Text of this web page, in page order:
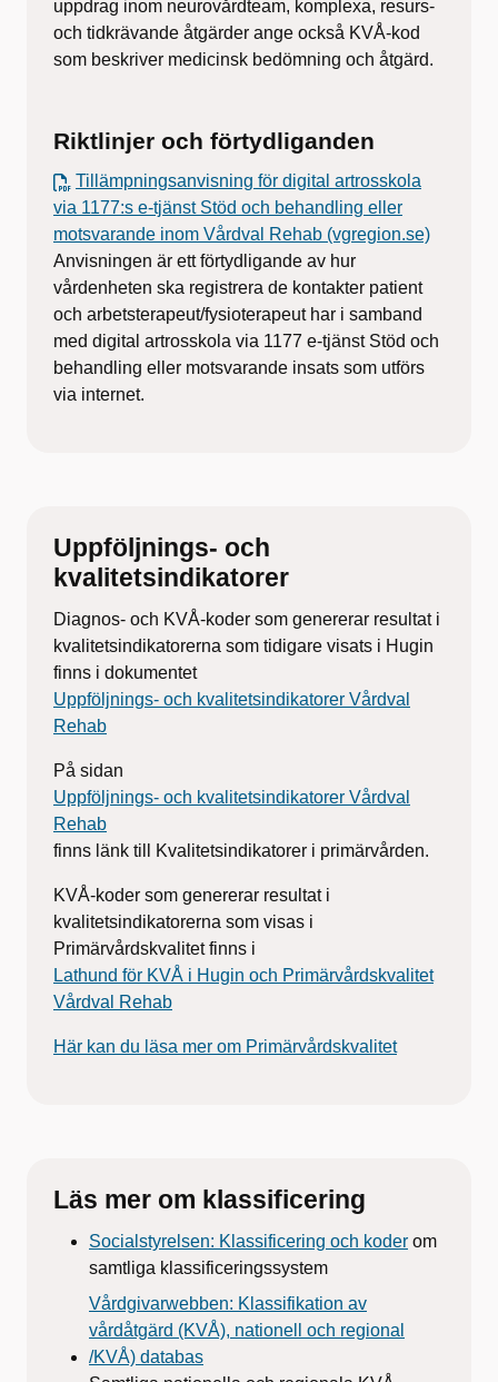
uppdrag inom neurovårdteam, komplexa, resurs-
och tidkrävande åtgärder ange också KVÅ-kod
som beskriver medicinsk bedömning och åtgärd.
Riktlinjer och förtydliganden
Tillämpningsanvisning för digital artrosskola
via 1177:s e-tjänst Stöd och behandling eller
motsvarande inom Vårdval Rehab (vgregion.se)
Anvisningen är ett förtydligande av hur
vårdenheten ska registrera de kontakter patient
och arbetsterapeut/fysioterapeut har i samband
med digital artrosskola via 1177 e-tjänst Stöd och
behandling eller motsvarande insats som utförs
via internet.
Uppföljnings- och
kvalitetsindikatorer
Diagnos- och KVÅ-koder som genererar resultat i
kvalitetsindikatorerna som tidigare visats i Hugin
finns i dokumentet
Uppföljnings- och kvalitetsindikatorer Vårdval
Rehab
På sidan
Uppföljnings- och kvalitetsindikatorer Vårdval
Rehab
finns länk till Kvalitetsindikatorer i primärvården.
KVÅ-koder som genererar resultat i
kvalitetsindikatorerna som visas i
Primärvårdskvalitet finns i
Lathund för KVÅ i Hugin och Primärvårdskvalitet
Vårdval Rehab
Här kan du läsa mer om Primärvårdskvalitet
Läs mer om klassificering
Socialstyrelsen: Klassificering och koder om
samtliga klassificeringssystem
Vårdgivarwebben: Klassifikation av
vårdåtgärd (KVÅ), nationell och regional
/KVÅ) databas